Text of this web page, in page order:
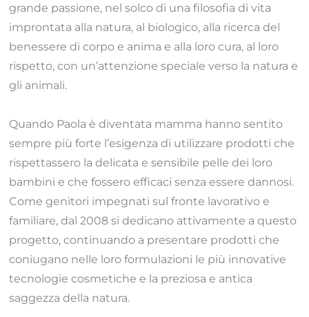
grande passione, nel solco di una filosofia di vita
improntata alla natura, al biologico, alla ricerca del
benessere di corpo e anima e alla loro cura, al loro
rispetto, con un’attenzione speciale verso la natura e
gli animali.
Quando Paola è diventata mamma hanno sentito
sempre più forte l’esigenza di utilizzare prodotti che
rispettassero la delicata e sensibile pelle dei loro
bambini e che fossero efficaci senza essere dannosi.
Come genitori impegnati sul fronte lavorativo e
familiare, dal 2008 si dedicano attivamente a questo
progetto, continuando a presentare prodotti che
coniugano nelle loro formulazioni le più innovative
tecnologie cosmetiche e la preziosa e antica
saggezza della natura.